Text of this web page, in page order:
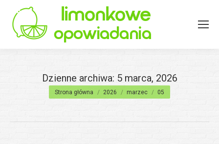
Dzienne archiwa: 5 marca, 2026
Jesteś tutaj:
Strona główna 2026 marzec 05